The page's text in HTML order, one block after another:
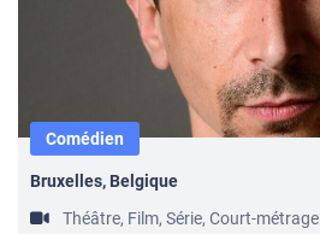
Comédien
Bruxelles, Belgique
Théâtre, Film, Série, Court-métrage